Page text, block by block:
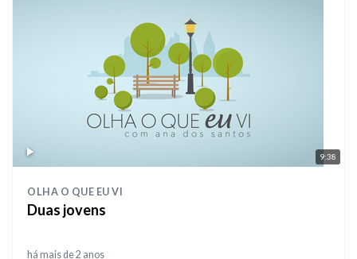
9:38
OLHA O QUE EU VI
Duas jovens
há mais de 2 anos